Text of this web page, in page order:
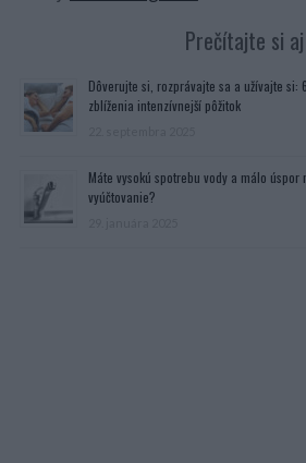
Prečítajte si aj
Dôverujte si, rozprávajte sa a užívajte si:
zblíženia intenzívnejší pôžitok
Máte vysokú spotrebu vody a málo úspor
vyúčtovanie?